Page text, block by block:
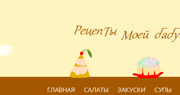
ГЛАВНАЯ САЛАТЫ ЗАКУСКИ СУПЫ